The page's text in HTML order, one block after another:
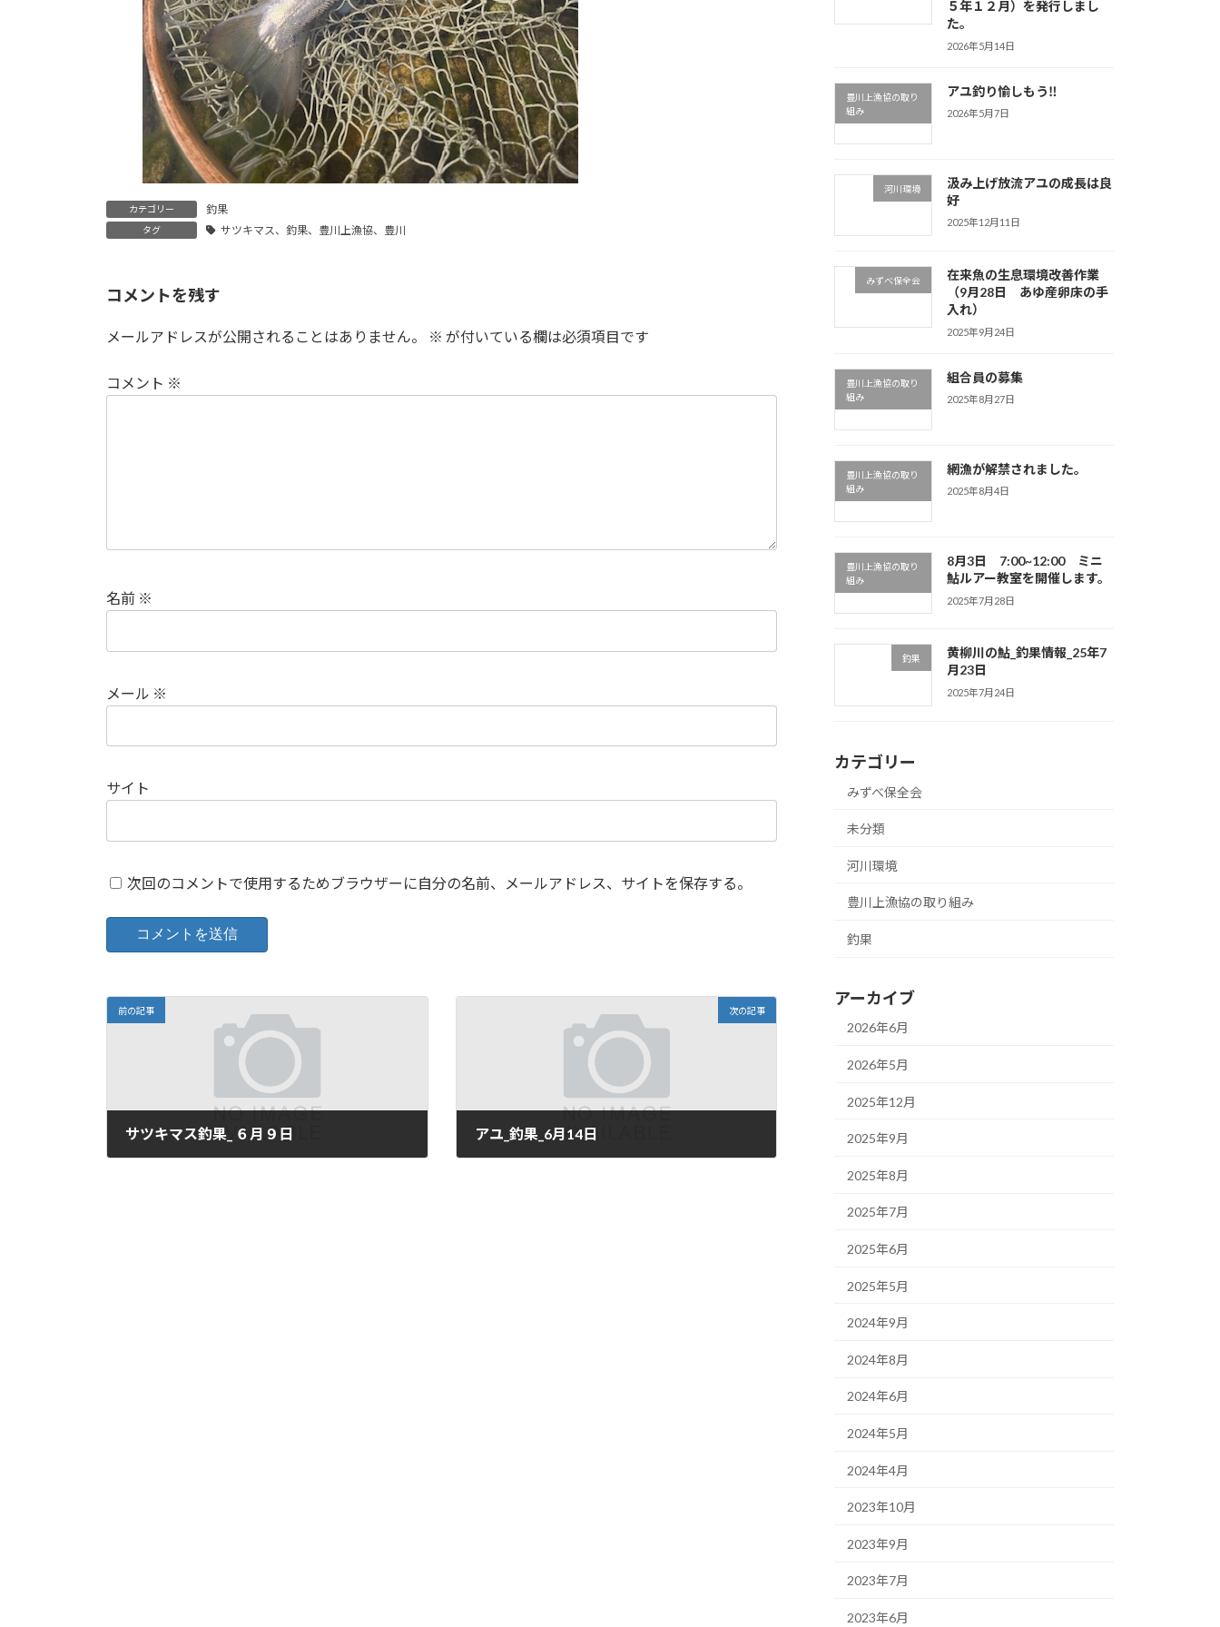
カテゴリー 釣果
タグ サツキマス、釣果、豊川上漁協、豊川
コメントを残す
メールアドレスが公開されることはありません。 ※ が付いている欄は必須項目です
コメント ※
名前 ※
メール ※
サイト
次回のコメントで使用するためブラウザーに自分の名前、メールアドレス、サイトを保存する。
前の記事
サツキマス釣果_ ６月９日
次の記事
アユ_釣果_6月14日
５年１２月）を発行しまし
た。
2026年5月14日
豊川上漁協の取り
組み
アユ釣り愉しもう‼
2026年5月7日
河川環境
汲み上げ放流アユの成長は良
好
2025年12月11日
みずべ保全会
在来魚の生息環境改善作業
（9月28日 あゆ産卵床の手
入れ）
2025年9月24日
豊川上漁協の取り
組み
組合員の募集
2025年8月27日
豊川上漁協の取り
組み
網漁が解禁されました。
2025年8月4日
豊川上漁協の取り
組み
8月3日 7:00~12:00 ミニ
鮎ルアー教室を開催します。
2025年7月28日
釣果
黄柳川の鮎_釣果情報_25年7
月23日
2025年7月24日
カテゴリー
みずべ保全会
未分類
河川環境
豊川上漁協の取り組み
釣果
アーカイブ
2026年6月
2026年5月
2025年12月
2025年9月
2025年8月
2025年7月
2025年6月
2025年5月
2024年9月
2024年8月
2024年6月
2024年5月
2024年4月
2023年10月
2023年9月
2023年7月
2023年6月